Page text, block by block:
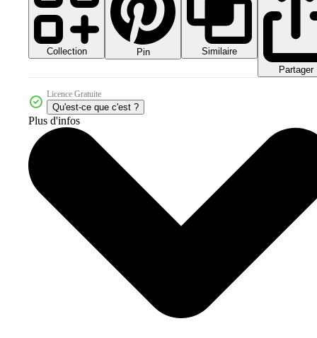
Collection Pin
Similaire
Partager
Licence Gratuite
Qu'est-ce que c'est ?
Plus d'infos